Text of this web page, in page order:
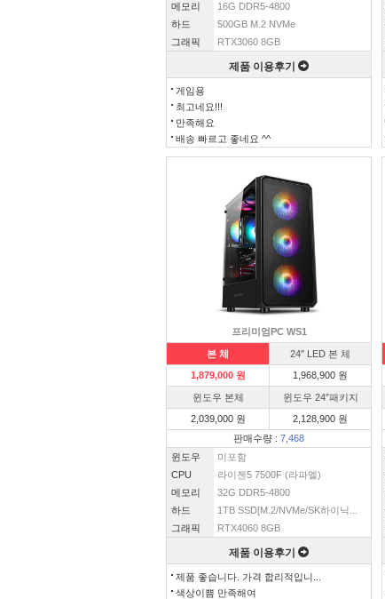
메모리
16G DDR5-4800
하드
500GB M.2 NVMe
그래픽
RTX3060 8GB
제품 이용후기
게임용
최고네요!!!
만족해요
배송 빠르고 좋네요 ^^
프리미엄PC WS1
본 체
24″ LED 본 체
1,879,000 원
1,968,900 원
윈도우 본체
윈도우 24″패키지
2,039,000 원
2,128,900 원
판매수량 : 7,468
윈도우
미포함
CPU
라이젠5 7500F (라파엘)
메모리
32G DDR5-4800
하드
1TB SSD[M.2/NVMe/SK하이닉...
그래픽
RTX4060 8GB
제품 이용후기
제품 좋습니다. 가격 합리적입니...
색상이쁨 만족해여